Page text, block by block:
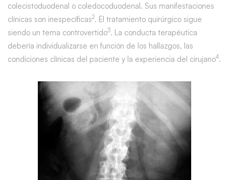
colecistoduodenal o coledocoduodenal. Sus manifestaciones
clínicas son inespecíficas2. El tratamiento quirúrgico sigue
siendo un tema controvertido3. La conducta terapéutica
debería individualizarse en función de los hallazgos, las
condiciones clínicas del paciente y la experiencia del cirujano4.